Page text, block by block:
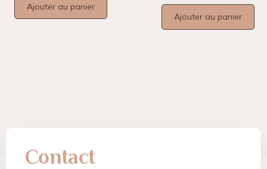
Ajouter au panier
Ajouter au panier
Contact